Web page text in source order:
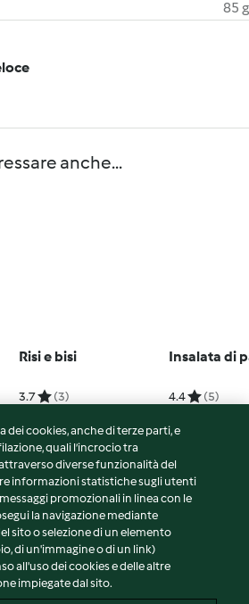
85 g
anche...
Risi e bisi
3.7 (3)
Insalata di
4.4 (5)
dei cookies, anche di terze parti, e
quali l’incrocio tra
diverse funzionalità del
informazioni statistiche sugli utenti
promozionali in linea con le
la navigazione mediante
sito o selezione di un elemento
di un'immagine o di un link)
all'uso dei cookies e delle altre
impiegate dal sito.